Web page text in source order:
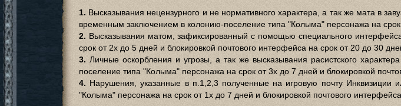
1. Высказывания нецензурного и не нормативного характера, а так же мата в
временным заключением в колонию-поселение типа "Колыма" персонажа на
2. Высказывания матом, зафиксированный с помощью специального
срок от 2х до 5 дней и блокировкой почтового интерфейса на срок от 20 до 30
3. Личные оскорбления и угрозы, а так же высказывания расистского
поселение типа "Колыма" персонажа на срок от 3х до 7 дней и блокировкой
4. Нарушения, указанные в п.1,2,3 полученные на игровую почту
"Колыма" персонажа на срок от 1х до 7 дней и блокировкой почтового